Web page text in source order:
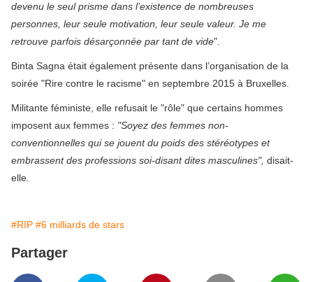
devenu le seul prisme dans l’existence de nombreuses
personnes, leur seule motivation, leur seule valeur. Je me
retrouve parfois désarçonnée par tant de vide".
Binta Sagna était également présente dans l’organisation de la
soirée "Rire contre le racisme" en septembre 2015 à Bruxelles.
Militante féministe, elle refusait le "rôle" que certains hommes
imposent aux femmes : "Soyez des femmes non-
conventionnelles qui se jouent du poids des stéréotypes et
embrassent des professions soi-disant dites masculines", disait-
elle.
#RIP #6 milliards de stars
Partager